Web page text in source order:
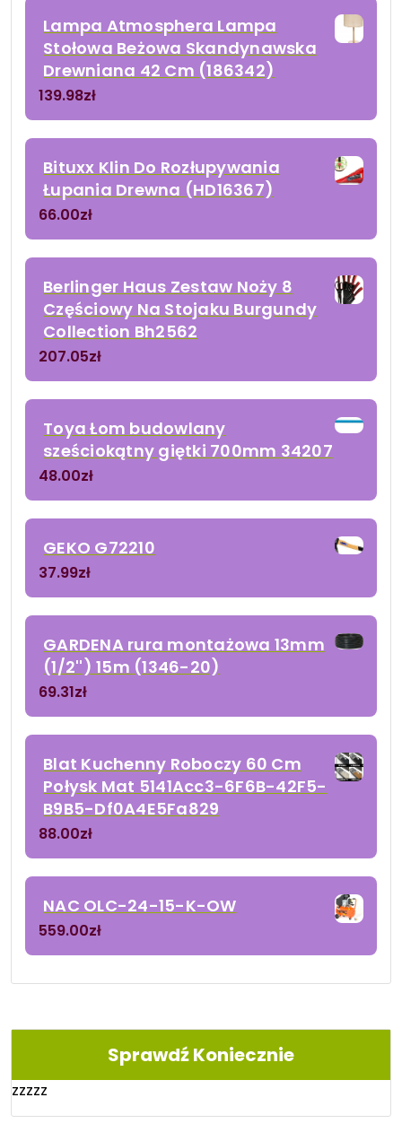
Lampa Atmosphera Lampa
Stołowa Beżowa Skandynawska
Drewniana 42 Cm (186342)
139.98zł
Bituxx Klin Do Rozłupywania
Łupania Drewna (HD16367)
66.00zł
Berlinger Haus Zestaw Noży 8
Częściowy Na Stojaku Burgundy
Collection Bh2562
207.05zł
Toya Łom budowlany
sześciokątny giętki 700mm 34207
48.00zł
GEKO G72210
37.99zł
GARDENA rura montażowa 13mm
(1/2'') 15m (1346-20)
69.31zł
Blat Kuchenny Roboczy 60 Cm
Połysk Mat 5141Acc3-6F6B-42F5-
B9B5-Df0A4E5Fa829
88.00zł
NAC OLC-24-15-K-OW
559.00zł
Sprawdź Koniecznie
zzzzz